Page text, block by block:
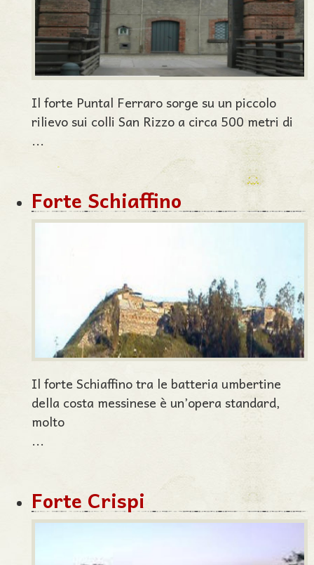
Il forte Puntal Ferraro sorge su un piccolo
rilievo sui colli San Rizzo a circa 500 metri di
...
Forte Schiaffino
Il forte Schiaffino tra le batteria umbertine
della costa messinese è un’opera standard,
molto
...
Forte Crispi